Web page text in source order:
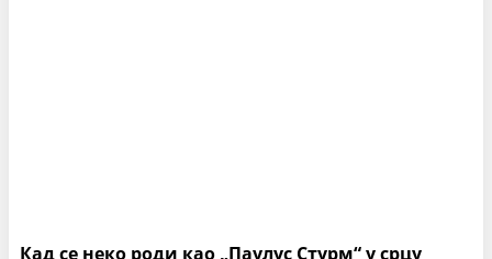
Кад се неко роди као „Паулус Стурм“ у срцу